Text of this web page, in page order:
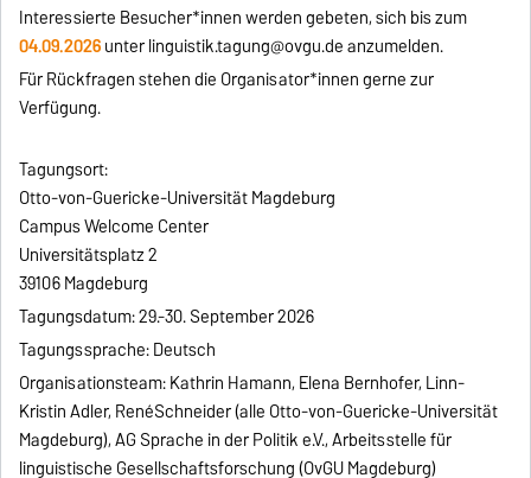
Interessierte Besucher*innen werden gebeten, sich bis zum
04.09.2026unter linguistik.tagung@ovgu.de anzumelden.
Für Rückfragen stehen die Organisator*innen gerne zur
Verfügung.
Tagungsort:
Otto-von-Guericke-Universität Magdeburg
Campus Welcome Center
Universitätsplatz 2
39106 Magdeburg
Tagungsdatum: 29.-30. September 2026
Tagungssprache: Deutsch
Organisationsteam: Kathrin Hamann, Elena Bernhofer, Linn-
Kristin Adler, RenéSchneider (alle Otto-von-Guericke-Universität
Magdeburg), AG Sprache in der Politik e.V., Arbeitsstelle für
linguistische Gesellschaftsforschung (OvGU Magdeburg)